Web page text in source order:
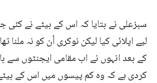
سبزعلی نے بتایا کہ اس کے بیٹے نے کئی
لیے اپلائی کیا لیکن نوکری اُن کو نہ ملنا
کے بعد انہوں نے اب مقامی ایجنٹوں
کردی ہے کہ وہ کم پیسوں میں اس کے